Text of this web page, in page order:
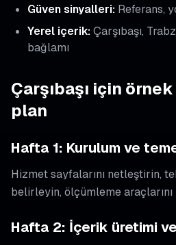
Güven sinyalleri: Referans,
Yerel içerik:Çarşıbaşı,
bağlamı
Çarşıbaşı için
plan
Hafta 1: Kurulum ve
Hizmet sayfalarını netleştirin,
belirleyin, ölçümleme araçlarını
Hafta 2: İçerik üretimi